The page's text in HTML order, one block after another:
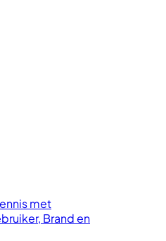
met
Brand en